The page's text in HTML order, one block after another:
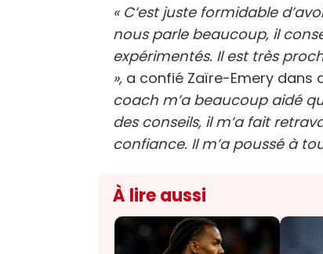
« C’est juste formidable
nous parle beaucoup, il
expérimentés. Il est très
», a confié Zaïre-Emery
coach m’a beaucoup aidé
des conseils, il m’a fait
confiance. Il m’a poussé à
À lire aussi